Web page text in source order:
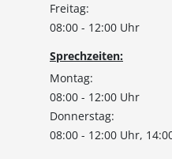
Freitag:
08:00 - 12:00 Uhr
Sprechzeiten:
Montag:
08:00 - 12:00 Uhr
Donnerstag:
08:00 - 12:00 Uhr,